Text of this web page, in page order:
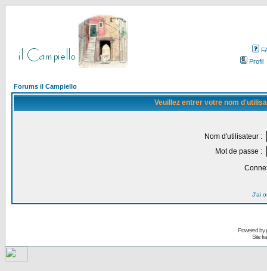
Profil
Forums il Campiello
Veuillez entrer votre nom
Nom d'utilisateur :
Mot de passe :
J'ai
Powered by
Site